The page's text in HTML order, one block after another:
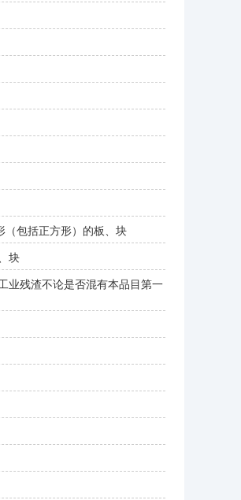
（包括正方形）的板、块
块
业残渣不论是否混有本品目第一